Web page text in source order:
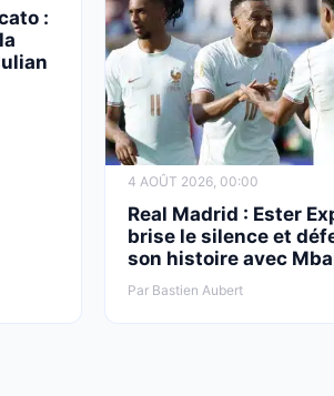
:
4 AOÛT 2026, 00:00
Real Madrid : Ester
brise le silence et
son histoire avec
Par Bastien Aubert